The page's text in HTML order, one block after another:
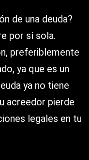
de una deuda?
por sí sola.
preferiblemente
ya que es un
ya no tiene
acreedor pierde
legales en tu